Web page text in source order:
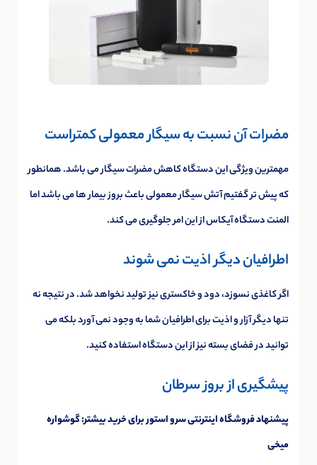
مضرات آن نسبت به سیگار معمولی کمتراست
مهمترین ویژگی این دستگاه کاهش مضرات سیگار می باشد. همانطور
که پیش تر گفتیم آتش سیگار معمولی باعث بروز بیمار ها می باشد اما
المنت دستگاه آیکاس از این امر جلوگیری می کند.
اطرافیان دیگر اذیت نمی شوند
اگر کاغذی نسوزد، دود و خاکستری نیز تولید نخواهد شد. در نتیجه نه
تنها دیگر آزار و اذیت برای اطرافیان شما به وجود نمی آورد بلکه می
توانید در فضای بسته نیز از این دستگاه استفاده کنید.
پیشگیری از بروز سرطان
پیشنهاد فروشگاه اینترنتی سرو استور برای خرید بیشتر:گوشواره
میخی